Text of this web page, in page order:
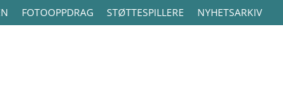
FOTOOPPDRAG STØTTESPILLERE NYHETSARKIV